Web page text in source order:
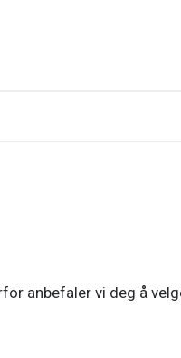
anbefaler vi deg å